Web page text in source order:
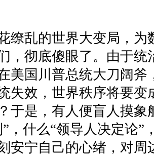
缭乱的世界大变局，为
，彻底傻眼了。由于统
美国川普总统大刀阔斧
失效，世界秩序将要变
于是，有人便盲人摸象
” ，什么“领导人决定论”
安宁自己的心绪，对周